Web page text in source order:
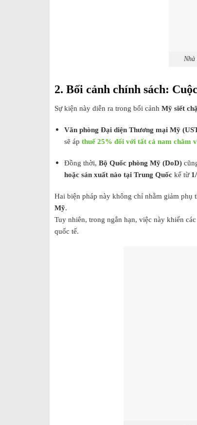
Nhà
2. Bối cảnh chính sách:
Sự kiện này diễn ra trong bối cảnh Mỹ siết
Văn phòng Đại diện Thương mại Mỹ
sẽ áp thuế 25% đối với tất cả nam châm
Đồng thời, Bộ Quốc phòng Mỹ (DoD)
hoặc sản xuất nào tại Trung Quốckể từ
Hai biện pháp này không chỉ nhằm giảm phụ
Mỹ.
Tuy nhiên, trong ngắn hạn, việc này khiến
quốc tế.